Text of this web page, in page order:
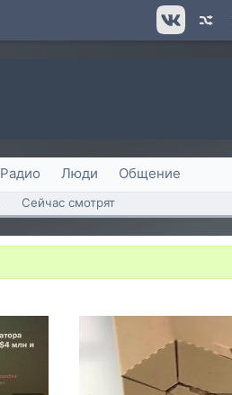
Радио Люди Общение
Сейчас смотрят